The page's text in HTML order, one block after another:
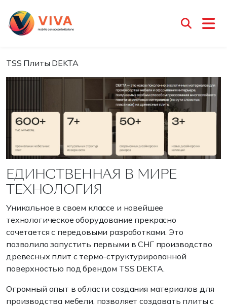
TSS Плиты DEKTA
TSS Плиты DEKTA
ЕДИНСТВЕННАЯ В МИРЕ
ТЕХНОЛОГИЯ
Уникальное в своем классе и новейшее
технологическое оборудование прекрасно
сочетается с передовыми разработками. Это
позволило запустить первыми в СНГ производство
древесных плит с термо-структурированной
поверхностью под брендом TSS DEKTA.
Огромный опыт в области создания материалов для
производства мебели, позволяет создавать плиты с